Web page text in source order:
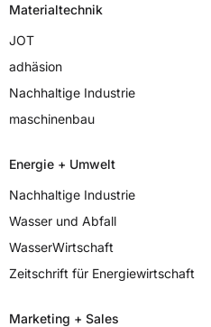
Materialtechnik
JOT
adhäsion
Nachhaltige Industrie
maschinenbau
Energie + Umwelt
Nachhaltige Industrie
Wasser und Abfall
WasserWirtschaft
Zeitschrift für Energiewirtschaft
Marketing + Sales